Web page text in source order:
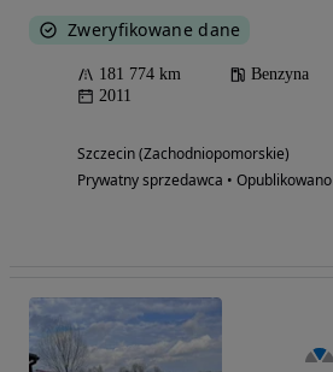
Zweryfikowane dane
181 774 km Benzyna
2011
Szczecin (Zachodniopomorskie)
Prywatny sprzedawca • Opublikowano